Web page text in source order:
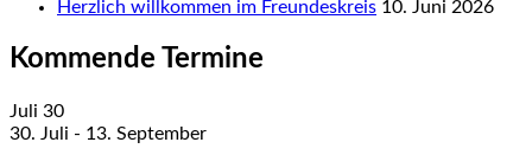
Herzlich willkommen im Freundeskreis 10. Juni 2026
Kommende Termine
Juli 30
30. Juli - 13. September